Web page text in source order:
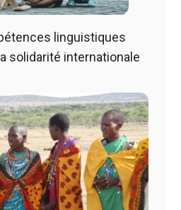
linguistiques
solidarité internationale